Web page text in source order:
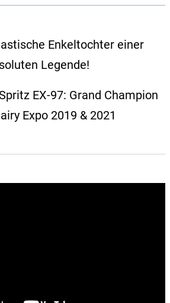
Enkeltochter einer
Legende!
EX-97: Grand Champion
Expo 2019 & 2021